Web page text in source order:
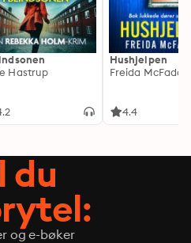
Hastrup
Hushjelpen
Freida
4.4
du
og e-bøker